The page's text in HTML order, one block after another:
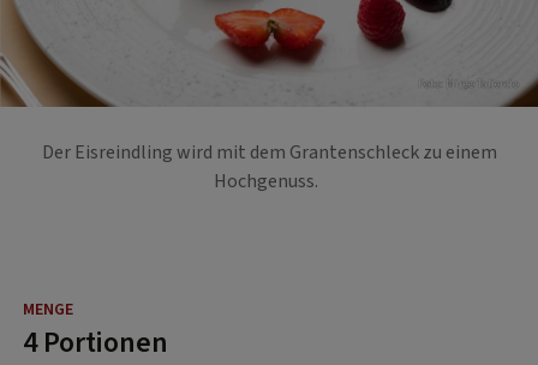
Foto: Mirco Taliercio
Der Eisreindling wird mit dem Grantenschleck zu einem
Hochgenuss.
4 Portionen